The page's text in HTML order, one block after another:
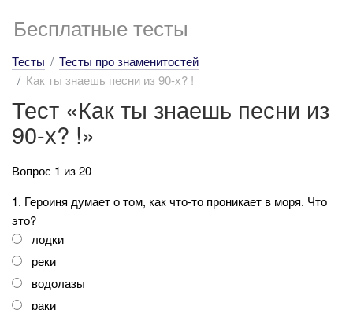
Бесплатные тесты
Тесты
Тесты про знаменитостей
Как ты знаешь песни из 90-х? !
Тест «Как ты знаешь песни из
90-х? !»
Вопрос 1 из 20
1. Героиня думает о том, как что-то проникает в моря. Что
это?
лодки
реки
водолазы
раки